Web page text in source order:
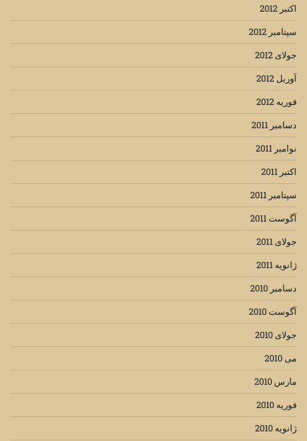
اکتبر 2012
سپتامبر 2012
جولای 2012
آوریل 2012
فوریه 2012
دسامبر 2011
نوامبر 2011
اکتبر 2011
سپتامبر 2011
آگوست 2011
جولای 2011
ژانویه 2011
دسامبر 2010
آگوست 2010
جولای 2010
می 2010
مارس 2010
فوریه 2010
ژانویه 2010